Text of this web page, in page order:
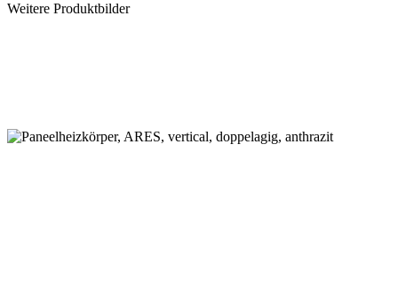
Weitere Produktbilder